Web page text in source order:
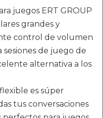
juegos ERT GROUP
grandes y
control de volumen
sesiones de juego de
alternativa a los
es súper
tus conversaciones